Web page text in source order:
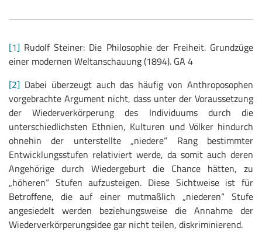
[1] Rudolf Steiner: Die Philosophie der Freiheit. Grundzüge
einer modernen Weltanschauung (1894). GA 4
[2] Dabei überzeugt auch das häufig von Anthroposophen
vorgebrachte Argument nicht, dass unter der Voraussetzung
der Wiederverkörperung des Individuums durch die
unterschiedlichsten Ethnien, Kulturen und Völker hindurch
ohnehin der unterstellte „niedere“ Rang bestimmter
Entwicklungsstufen relativiert werde, da somit auch deren
Angehörige durch Wiedergeburt die Chance hätten, zu
„höheren“ Stufen aufzusteigen. Diese Sichtweise ist für
Betroffene, die auf einer mutmaßlich „niederen“ Stufe
angesiedelt werden beziehungsweise die Annahme der
Wiederverkörperungsidee gar nicht teilen, diskriminierend.